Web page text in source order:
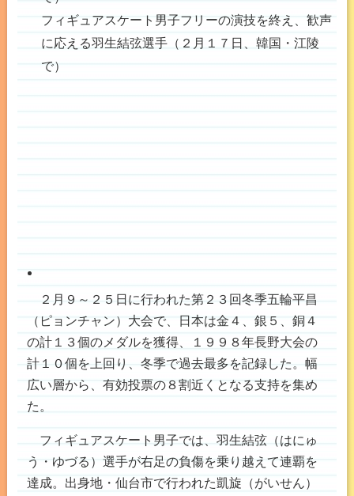
フィギュアスケート男子フリーの演技を終え、歓声
に応える羽生結弦選手（２月１７日、韓国・江陵
で）
２月９～２５日に行われた第２３回冬季五輪平昌
（ピョンチャン）大会で、日本は金４、銀５、銅４
の計１３個のメダルを獲得、１９９８年長野大会の
計１０個を上回り、冬季で過去最多を記録した。幅
広い層から、有効投票の８割近くとなる支持を集め
た。
フィギュアスケート男子では、羽生結弦（はにゅ
う・ゆづる）選手が右足の負傷を乗り越えて連覇を
達成。出身地・仙台市で行われた凱旋（がいせん）